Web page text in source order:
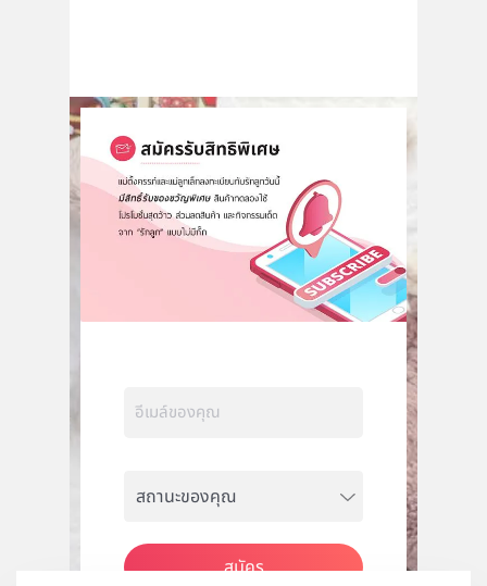
สมัคร